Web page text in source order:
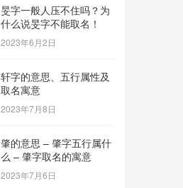
旻字一般人压不住吗？为
什么说旻字不能取名！
2023年6月2日
轩字的意思、五行属性及
取名寓意
2023年7月8日
肇的意思 – 肇字五行属什
么 – 肇字取名的寓意
2023年7月6日